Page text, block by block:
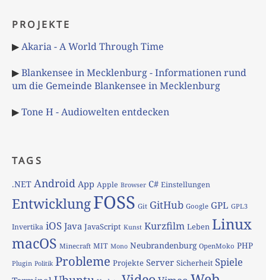
PROJEKTE
▶Akaria - A World Through Time
▶Blankensee in Mecklenburg - Informationen rund
um die Gemeinde Blankensee in Mecklenburg
▶Tone H - Audiowelten entdecken
TAGS
.NET Android App Apple Browser C# Einstellungen
EntwicklungFOSS Git GitHub Google GPL GPL3
Invertika iOS Java JavaScript Kunst Kurzfilm Leben Linux
macOS Minecraft MIT Mono Neubrandenburg OpenMoko PHP
Plugin Politik Probleme Projekte Server Sicherheit Spiele